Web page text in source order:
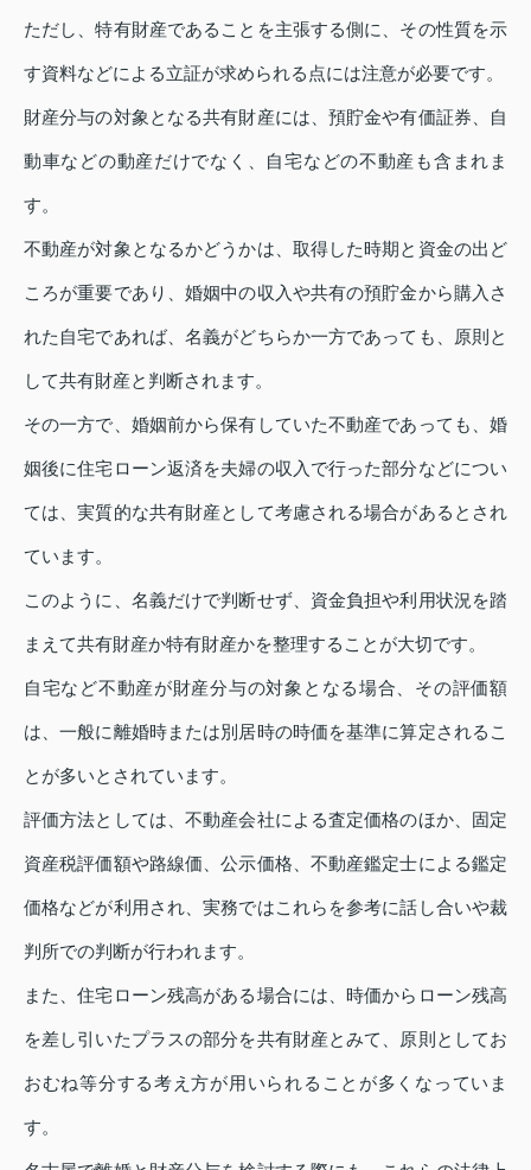
ただし、特有財産であることを主張する側に、その性質を示
す資料などによる立証が求められる点には注意が必要です。
財産分与の対象となる共有財産には、預貯金や有価証券、自
動車などの動産だけでなく、自宅などの不動産も含まれま
す。
不動産が対象となるかどうかは、取得した時期と資金の出ど
ころが重要であり、婚姻中の収入や共有の預貯金から購入さ
れた自宅であれば、名義がどちらか一方であっても、原則と
して共有財産と判断されます。
その一方で、婚姻前から保有していた不動産であっても、婚
姻後に住宅ローン返済を夫婦の収入で行った部分などについ
ては、実質的な共有財産として考慮される場合があるとされ
ています。
このように、名義だけで判断せず、資金負担や利用状況を踏
まえて共有財産か特有財産かを整理することが大切です。
自宅など不動産が財産分与の対象となる場合、その評価額
は、一般に離婚時または別居時の時価を基準に算定されるこ
とが多いとされています。
評価方法としては、不動産会社による査定価格のほか、固定
資産税評価額や路線価、公示価格、不動産鑑定士による鑑定
価格などが利用され、実務ではこれらを参考に話し合いや裁
判所での判断が行われます。
また、住宅ローン残高がある場合には、時価からローン残高
を差し引いたプラスの部分を共有財産とみて、原則としてお
おむね等分する考え方が用いられることが多くなっていま
す。